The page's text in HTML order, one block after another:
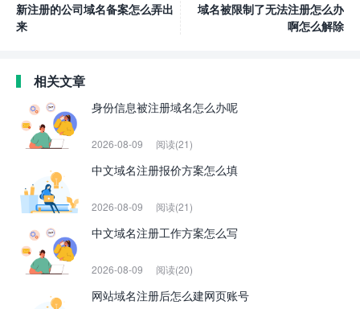
新注册的公司域名备案怎么弄出
来
域名被限制了无法注册怎么办
啊怎么解除
相关文章
身份信息被注册域名怎么办呢
2026-08-09 阅读(21)
中文域名注册报价方案怎么填
2026-08-09 阅读(21)
中文域名注册工作方案怎么写
2026-08-09 阅读(20)
网站域名注册后怎么建网页账号